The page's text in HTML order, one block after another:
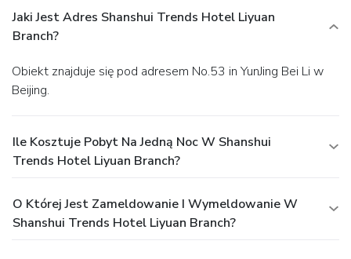
Jaki Jest Adres Shanshui Trends Hotel Liyuan
Branch?
Obiekt znajduje się pod adresem No.53 in YunJing Bei Li w
Beijing.
Ile Kosztuje Pobyt Na Jedną Noc W Shanshui
Trends Hotel Liyuan Branch?
O Której Jest Zameldowanie I Wymeldowanie W
Shanshui Trends Hotel Liyuan Branch?